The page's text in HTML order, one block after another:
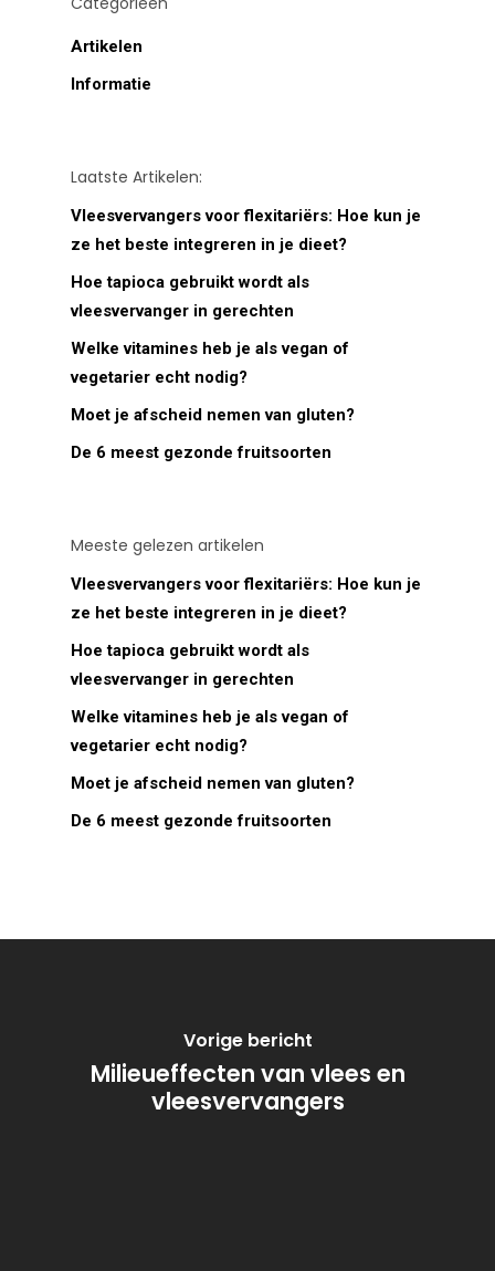
Artikelen
Informatie
Laatste Artikelen:
Vleesvervangers voor flexitariërs: Hoe kun je
ze het beste integreren in je dieet?
Hoe tapioca gebruikt wordt als
vleesvervanger in gerechten
Welke vitamines heb je als vegan of
vegetarier echt nodig?
Moet je afscheid nemen van gluten?
De 6 meest gezonde fruitsoorten
Meeste gelezen artikelen
Vleesvervangers voor flexitariërs: Hoe kun je
ze het beste integreren in je dieet?
Hoe tapioca gebruikt wordt als
vleesvervanger in gerechten
Welke vitamines heb je als vegan of
vegetarier echt nodig?
Moet je afscheid nemen van gluten?
De 6 meest gezonde fruitsoorten
Vorige bericht
Milieueffecten van vlees en
vleesvervangers